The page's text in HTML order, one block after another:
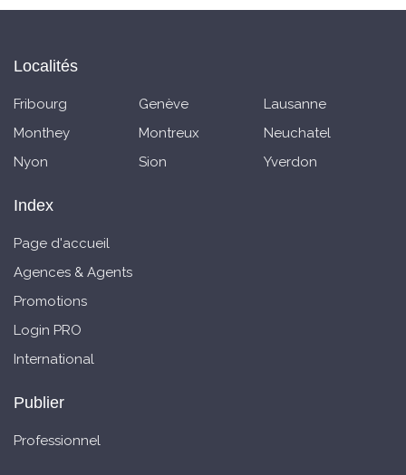
Localités
Fribourg Genève
Lausanne
Monthey
Montreux
Neuchatel
Nyon
Sion Yverdon
Index
Page d'accueil
Agences & Agents
Promotions
Login PRO
International
Publier
Professionnel